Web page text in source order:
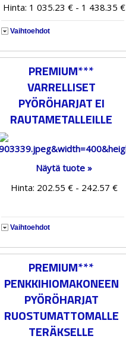
Hinta: 1 035.23 € - 1 438.35 €
Vaihtoehdot
PREMIUM***
VARRELLISET
PYÖRÖHARJAT EI
RAUTAMETALLEILLE
Näytä tuote »
Hinta: 202.55 € - 242.57 €
Vaihtoehdot
PREMIUM***
PENKKIHIOMAKONEEN
PYÖRÖHARJAT
RUOSTUMATTOMALLE
TERÄKSELLE